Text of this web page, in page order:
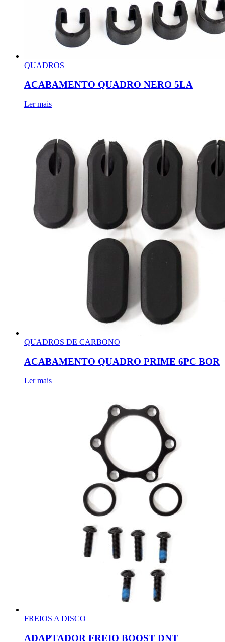
QUADROS
ACABAMENTO QUADRO NERO 5LA
Ler mais
QUADROS DE CARBONO
ACABAMENTO QUADRO PRIME 6PC BOR
Ler mais
FREIOS A DISCO
ADAPTADOR FREIO BOOST DNT